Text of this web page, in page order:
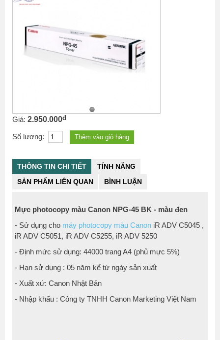
Giá: 2.950.000đ
Số lượng:
THÔNG TIN CHI TIẾT
TÍNH NĂNG
SẢN PHẨM LIÊN QUAN
BÌNH LUẬN
Mực photocopy màu Canon NPG-45 BK - màu đen
- Sử dụng cho máy photocopy màu Canon iR ADV C5045 ,
iR ADV C5051, iR ADV C5255, iR ADV 5250
- Định mức sử dụng: 44000 trang A4 (phủ mực 5%)
- Hạn sử dụng : 05 năm kể từ ngày sản xuất
- Xuất xứ: Canon Nhật Bản
- Nhập khẩu : Công ty TNHH Canon Marketing Việt Nam